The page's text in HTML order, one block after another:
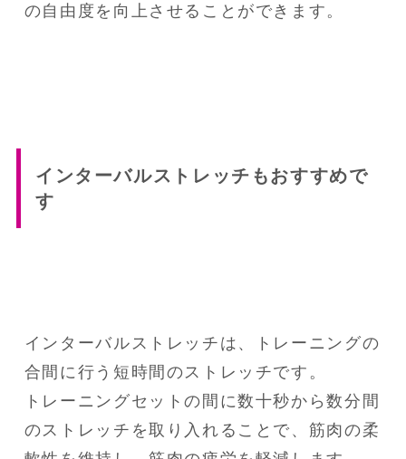
の自由度を向上させることができます。
インターバルストレッチもおすすめで
す
インターバルストレッチは、トレーニングの
合間に行う短時間のストレッチです。
トレーニングセットの間に数十秒から数分間
のストレッチを取り入れることで、筋肉の柔